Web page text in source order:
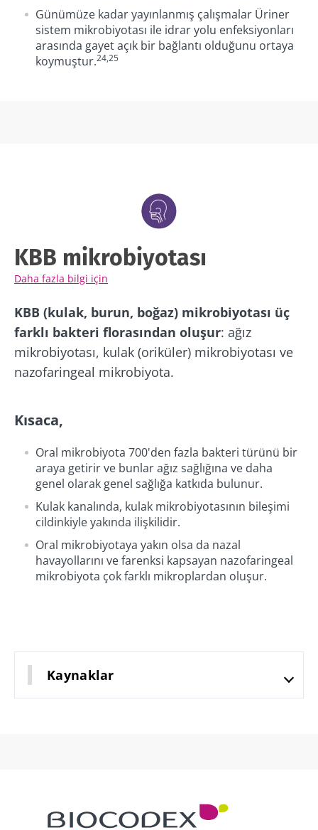
Günümüze kadar yayınlanmış çalışmalar Üriner
sistem mikrobiyotası ile idrar yolu enfeksiyonları
arasında gayet açık bir bağlantı olduğunu ortaya
koymuştur.24,25
KBB mikrobiyotası
Daha fazla bilgi için
KBB (kulak, burun, boğaz) mikrobiyotası üç
farklı bakteri florasından oluşur: ağız
mikrobiyotası, kulak (oriküler) mikrobiyotası ve
nazofaringeal mikrobiyota.
Kısaca,
Oral mikrobiyota 700'den fazla bakteri türünü bir
araya getirir ve bunlar ağız sağlığına ve daha
genel olarak genel sağlığa katkıda bulunur.
Kulak kanalında, kulak mikrobiyotasının bileşimi
cildinkiyle yakında ilişkilidir.
Oral mikrobiyotaya yakın olsa da nazal
havayollarını ve farenksi kapsayan nazofaringeal
mikrobiyota çok farklı mikroplardan oluşur.
Kaynaklar